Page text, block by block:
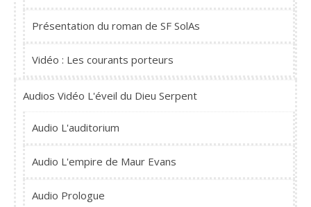
Présentation du roman de SF SolAs
Vidéo : Les courants porteurs
Audios Vidéo L'éveil du Dieu Serpent
Audio L'auditorium
Audio L'empire de Maur Evans
Audio Prologue